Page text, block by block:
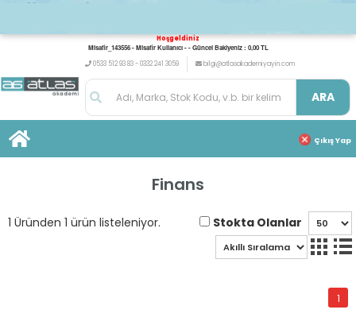
Hoşgeldiniz
Misafir_143556 - Misafir Kullanıcı - - Güncel Bakiyeniz : 0,00 TL
0533 512 93 83 - 0332 241 3059
bilgi@atlasakademiyayin.com
ARA
Çıkış Yap
Finans
1 Üründen 1 ürün listeleniyor. Stokta Olanlar
1